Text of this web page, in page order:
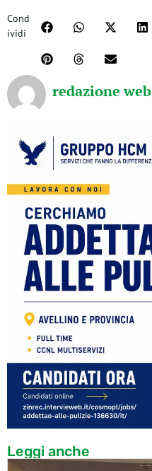
Cond
ividi
redazione web
Leggi anche